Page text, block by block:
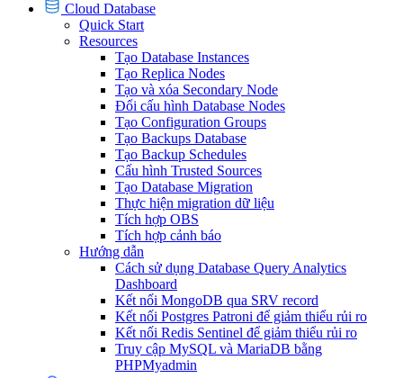
Cloud Database
Quick Start
Resources
Tạo Database Instances
Tạo Replica Nodes
Tạo và xóa Secondary Node
Đổi cấu hình Database Nodes
Tạo Configuration Groups
Tạo Backups Database
Tạo Backup Schedules
Cấu hình Trusted Sources
Tạo Database Migration
Thực hiện migration dữ liệu
Tích hợp OBS
Tích hợp cảnh báo
Hướng dẫn
Cách sử dụng Database Query Analytics
Dashboard
Kết nối MongoDB qua SRV record
Kết nối Postgres Patroni để giảm thiểu rủi ro
Kết nối Redis Sentinel để giảm thiểu rủi ro
Truy cập MySQL và MariaDB bằng
PHPMyadmin